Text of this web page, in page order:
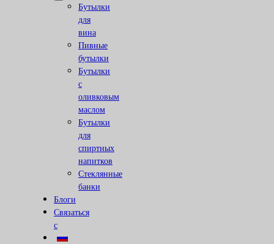
Бутылки
для
вина
Пивные
бутылки
Бутылки
с
оливковым
маслом
Бутылки
для
спиртных
напитков
Стеклянные
банки
Блоги
Связаться
с